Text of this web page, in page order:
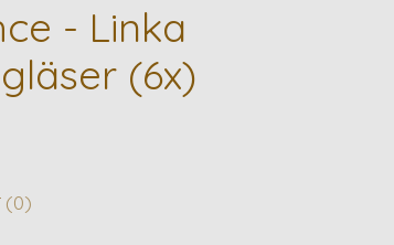
- Linka
(6x)
Produkts ist
(0)